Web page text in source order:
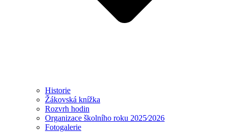
Historie
Žákovská knížka
Rozvrh hodin
Organizace školního roku 2025⁄2026
Fotogalerie